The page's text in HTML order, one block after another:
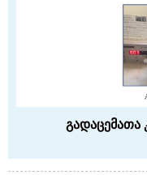
გადაცემათა